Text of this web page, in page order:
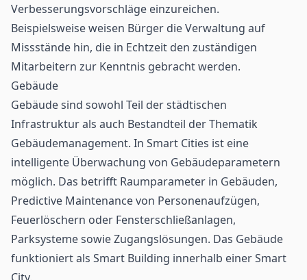
Verbesserungsvorschläge einzureichen.
Beispielsweise weisen Bürger die Verwaltung auf
Missstände hin, die in Echtzeit den zuständigen
Mitarbeitern zur Kenntnis gebracht werden.
Gebäude
Gebäude sind sowohl Teil der städtischen
Infrastruktur als auch Bestandteil der Thematik
Gebäudemanagement. In Smart Cities ist eine
intelligente Überwachung von Gebäudeparametern
möglich. Das betrifft Raumparameter in Gebäuden,
Predictive Maintenance von Personenaufzügen,
Feuerlöschern oder Fensterschließanlagen,
Parksysteme sowie Zugangslösungen. Das Gebäude
funktioniert als Smart Building innerhalb einer Smart